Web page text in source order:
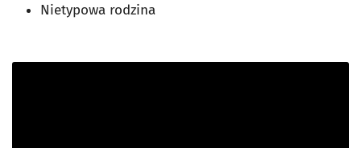
Nietypowa rodzina